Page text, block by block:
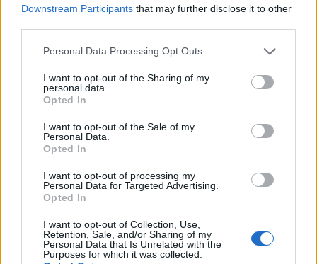
Downstream Participants that may further disclose it to other
Please note that this website/app uses one or more Google
not limited to your visit or usage behaviour. You may click to
grant or deny consent to Google and its third-party tags to
use your data for below specified purposes in below Google
consent section.
Personal Data Processing Opt Outs
I want to opt-out of the Sharing of my
personal data.
Opted In
I want to opt-out of the Sale of my
Personal Data.
Opted In
I want to opt-out of processing my
Personal Data for Targeted Advertising.
Opted In
I want to opt-out of Collection, Use,
Retention, Sale, and/or Sharing of my
Personal Data that Is Unrelated with the
Purposes for which it was collected.
Ανάμεσα σε αυτά που εμείς ως καταναλωτές
βλέπουμε, υπάρχει ένας αθέατος κόσμος των
μεταφορέων και σφαγέων που αρκετές ημέρες
καλύψουν τις ανάγκες της αγοράς. Τα ζώα
μεταφέρονται στα σφαγεία με εξειδικευμένα
φορτηγά και σε προκαθορισμένες αποστάσεις. Η
φόρτωση κι εκφόρτωση αρνιών, είναι μια
χρονοβόρα διαδικασία, που διαφέρει πολύ από
τυχόν εκφορτώσεις μεκλαρκπου όλοι μας
έχουμε δει. Τα σφαγεία από την πλευρά τους,
εκδοροσφαγείς, οι οποίοι δίνουν τον καλύτερο
εαυτό τους όλη την μεγάλη εβδομάδα για να